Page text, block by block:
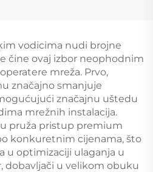
vodicima nudi brojne
čine ovaj izbor neophodnim
mreža. Prvo,
značajno smanjuje
značajnu uštedu
mrežnih instalacija.
pruža pristup premium
konkuretnim cijenama, što
u optimizaciji ulaganja u
dobavljači u velikom obuku